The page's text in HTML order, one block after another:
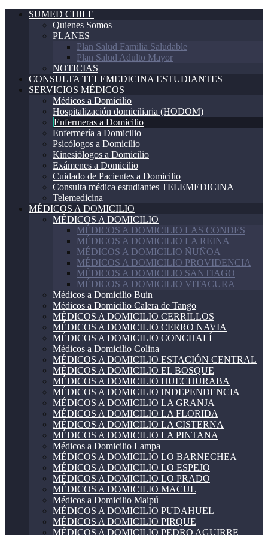
SUMED CHILE
Quienes Somos
PLANES
Plan Salud Familia Saludable
Plan Salud Adulto Mayor
NOTICIAS
CONSULTA TELEMEDICINA ESTUDIANTES
SERVICIOS MÉDICOS
Médicos a Domicilio
Hospitalización domiciliaria (HODOM)
Enfermeras a Domicilio
Enfermería a Domicilio
Psicólogos a Domicilio
Kinesiólogos a Domicilio
Exámenes a Domicilio
Cuidado de Pacientes a Domicilio
Consulta médica estudiantes TELEMEDICINA
Telemedicina
MÉDICOS A DOMICILIO
MÉDICOS A DOMICILIO
MÉDICOS A DOMICILIO LAS CONDES
MÉDICOS A DOMICILIO LA REINA
MÉDICOS A DOMICILIO ÑUÑOA
MÉDICOS A DOMICILIO PROVIDENCIA
MÉDICOS A DOMICILIO SANTIAGO
MÉDICOS A DOMICILIO VITACURA
Médicos a Domicilio Buin
Médicos a Domicilio Calera de Tango
MÉDICOS A DOMICILIO CERRILLOS
MÉDICOS A DOMICILIO CERRO NAVIA
MÉDICOS A DOMICILIO CONCHALÍ
Médicos a Domicilio Colina
MÉDICOS A DOMICILIO ESTACIÓN CENTRAL
MÉDICOS A DOMICILIO EL BOSQUE
MÉDICOS A DOMICILIO HUECHURABA
MÉDICOS A DOMICILIO INDEPENDENCIA
MÉDICOS A DOMICILIO LA GRANJA
MÉDICOS A DOMICILIO LA FLORIDA
MÉDICOS A DOMICILIO LA CISTERNA
MÉDICOS A DOMICILIO LA PINTANA
Médicos a Domicilio Lampa
MÉDICOS A DOMICILIO LO BARNECHEA
MÉDICOS A DOMICILIO LO ESPEJO
MÉDICOS A DOMICILIO LO PRADO
MÉDICOS A DOMICILIO MACUL
Médicos a Domicilio Maipú
MÉDICOS A DOMICILIO PUDAHUEL
MÉDICOS A DOMICILIO PIRQUE
MÉDICOS A DOMICILIO PEDRO AGUIRRE